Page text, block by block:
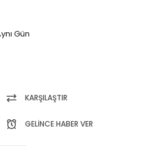
Gün
KARŞILAŞTIR
GELINCE HABER VER